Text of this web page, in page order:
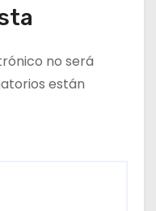
no será
están